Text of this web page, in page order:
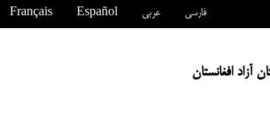
Français Español عربی فارسی
آزاد افغانستان